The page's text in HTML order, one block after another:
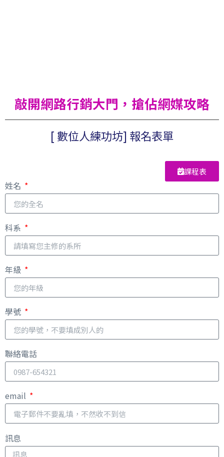
敲開網路行銷大門，搶佔網媒攻略
[ 數位人練功坊] 報名表單
課程表
姓名
科系
年級
學號
聯絡電話
email
訊息